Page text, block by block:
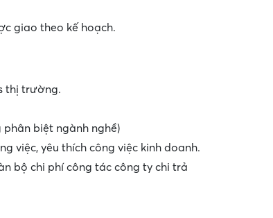
giao theo kế hoạch.
thị trường.
biệt ngành nghề)
việc, yêu thích công việc kinh doanh.
bộ chi phí công tác công ty chi trả